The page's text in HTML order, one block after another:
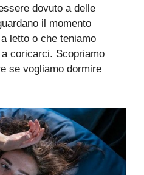
dovuto a delle
il momento
letto o che teniamo
coricarci. Scopriamo
se vogliamo dormire